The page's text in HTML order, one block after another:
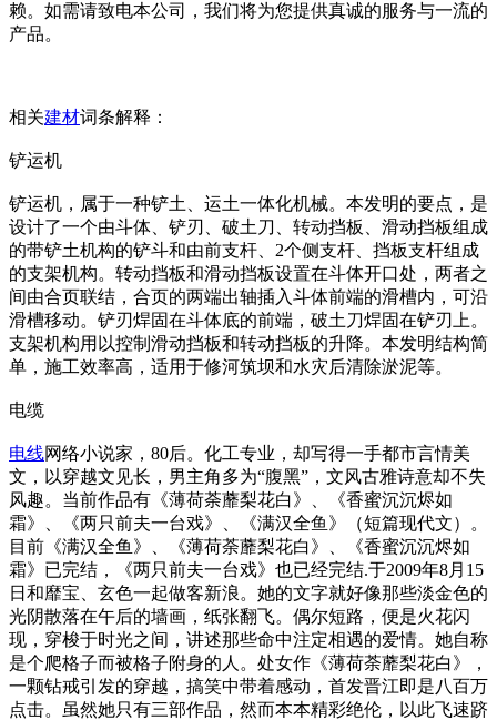
赖。如需请致电本公司，我们将为您提供真诚的服务与一流的
产品。
相关建材词条解释：
铲运机
铲运机，属于一种铲土、运土一体化机械。本发明的要点，是
设计了一个由斗体、铲刃、破土刀、转动挡板、滑动挡板组成
的带铲土机构的铲斗和由前支杆、2个侧支杆、挡板支杆组成
的支架机构。转动挡板和滑动挡板设置在斗体开口处，两者之
间由合页联结，合页的两端出轴插入斗体前端的滑槽内，可沿
滑槽移动。铲刃焊固在斗体底的前端，破土刀焊固在铲刃上。
支架机构用以控制滑动挡板和转动挡板的升降。本发明结构简
单，施工效率高，适用于修河筑坝和水灾后清除淤泥等。
电缆
电线网络小说家，80后。化工专业，却写得一手都市言情美
文，以穿越文见长，男主角多为“腹黑”，文风古雅诗意却不失
风趣。当前作品有《薄荷荼蘼梨花白》、《香蜜沉沉烬如
霜》、《两只前夫一台戏》、《满汉全鱼》（短篇现代文）。
目前《满汉全鱼》、《薄荷荼蘼梨花白》、《香蜜沉沉烬如
霜》已完结，《两只前夫一台戏》也已经完结.于2009年8月15
日和靡宝、玄色一起做客新浪。她的文字就好像那些淡金色的
光阴散落在午后的墙画，纸张翻飞。偶尔短路，便是火花闪
现，穿梭于时光之间，讲述那些命中注定相遇的爱情。她自称
是个爬格子而被格子附身的人。处女作《薄荷荼蘼梨花白》，
一颗钻戒引发的穿越，搞笑中带着感动，首发晋江即是八百万
点击。虽然她只有三部作品，然而本本精彩绝伦，以此飞速跻